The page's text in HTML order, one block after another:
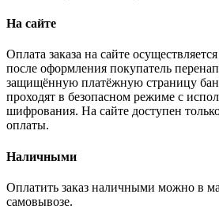
На сайте
Оплата заказа на сайте
после оформления покупатель
защищённую платёжную страницу
проходят в безопасном режиме с
шифрования. На сайте доступен
оплаты.
Наличными
Оплатить заказ наличными можно в
самовывозе.